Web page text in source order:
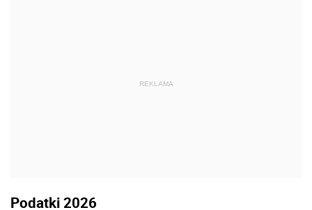
REKLAMA
Podatki 2026